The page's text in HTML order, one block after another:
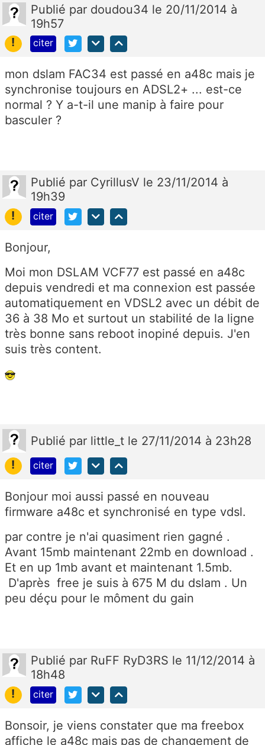
Publié par doudou34 le 20/11/2014 à
19h57
!
citer
mon dslam FAC34 est passé en a48c mais je
synchronise toujours en ADSL2+ ... est-ce
normal ? Y a-t-il une manip à faire pour
basculer ?
Publié par CyrillusV le 23/11/2014 à
19h39
!
citer
Bonjour,
Moi mon DSLAM VCF77 est passé en a48c
depuis vendredi et ma connexion est passée
automatiquement en VDSL2 avec un débit de
36 à 38 Mo et surtout un stabilité de la ligne
très bonne sans reboot inopiné depuis. J'en
suis très content.
Publié par little_t le 27/11/2014 à 23h28
!
citer
Bonjour moi aussi passé en nouveau
firmware a48c et synchronisé en type vdsl.
par contre je n'ai quasiment rien gagné .
Avant 15mb maintenant 22mb en download .
Et en up 1mb avant et maintenant 1.5mb.
D'après free je suis à 675 M du dslam . Un
peu déçu pour le môment du gain
Publié par RuFF RyD3RS le 11/12/2014 à
18h48
!
citer
Bonsoir, je viens constater que ma freebox
affiche le a48c mais pas de changement de